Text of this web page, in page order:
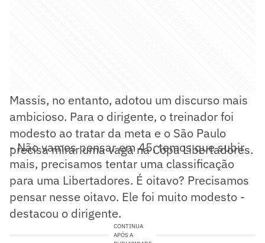
Massis, no entanto, adotou um discurso mais
ambicioso. Para o dirigente, o treinador foi
modesto ao tratar da meta e o São Paulo
precisa mirar uma vaga na Copa Libertadores.
- Não vamos pensar em 45, temos que subir
mais, precisamos tentar uma classificação
para uma Libertadores. É oitavo? Precisamos
pensar nesse oitavo. Ele foi muito modesto -
destacou o dirigente.
CONTINUA
APÓS A